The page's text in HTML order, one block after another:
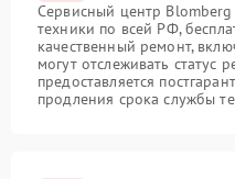
Сервисный центр Blomberg
техники по всей РФ,
качественный ремонт,
могут отслеживать статус
предоставляется
продления срока службы